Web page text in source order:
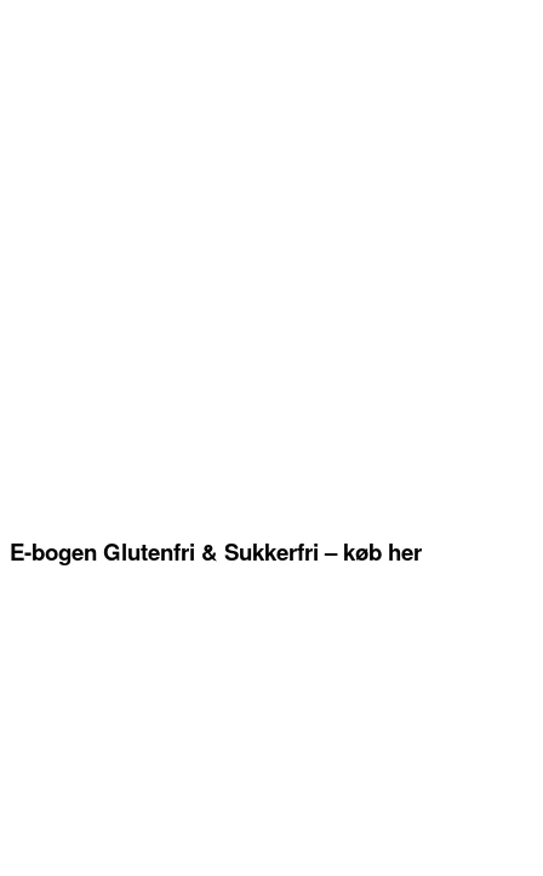
E-bogen Glutenfri & Sukkerfri – køb her